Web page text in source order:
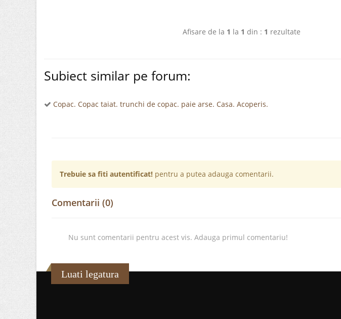
Afisare de la 1 la 1 din : 1 rezultate
Subiect similar pe forum:
Copac. Copac taiat. trunchi de copac. paie arse. Casa. Acoperis.
Trebuie sa fiti autentificat! pentru a putea adauga comentarii.
Comentarii (0)
Nu sunt comentarii pentru acest vis. Adauga primul comentariu!
Luati legatura